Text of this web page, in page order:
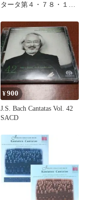
タータ第４・７８・１０
¥900
J.S. Bach Cantatas Vol. 42
SACD